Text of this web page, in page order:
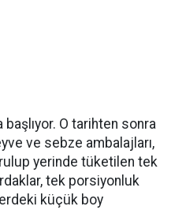
başlıyor. O tarihten sonra
ve sebze ambalajları,
yerinde tüketilen tek
tek porsiyonluk
küçük boy